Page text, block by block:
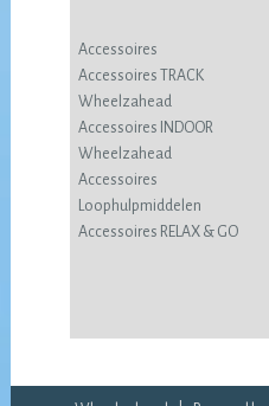
Accessoires
Accessoires TRACK
Wheelzahead
Accessoires INDOOR
Wheelzahead
Accessoires
Loophulpmiddelen
Accessoires RELAX & GO